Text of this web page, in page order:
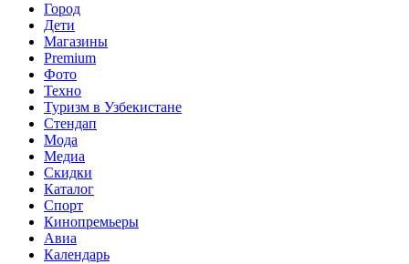
Город
Дети
Магазины
Premium
Фото
Техно
Туризм в Узбекистане
Стендап
Мода
Медиа
Скидки
Каталог
Спорт
Кинопремьеры
Авиа
Календарь